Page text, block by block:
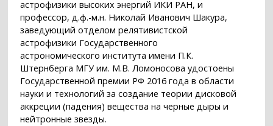
астрофизики высоких энергий ИКИ РАН, и
профессор, д.ф.-м.н. Николай Иванович Шакура,
заведующий отделом релятивистской
астрофизики Государственного
астрономического института имени П.К.
Штернберга МГУ им. М.В. Ломоносова удостоены
Государственной премии РФ 2016 года в области
науки и технологий за создание теории дисковой
аккреции (падения) вещества на черные дыры и
нейтронные звезды.